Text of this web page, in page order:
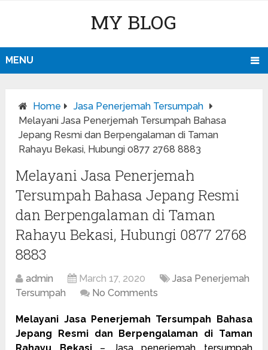
MY BLOG
MENU
Home
Jasa Penerjemah Tersumpah
Melayani Jasa Penerjemah Tersumpah Bahasa
Jepang Resmi dan Berpengalaman di Taman
Rahayu Bekasi, Hubungi 0877 2768 8883
Melayani Jasa Penerjemah
Tersumpah Bahasa Jepang Resmi
dan Berpengalaman di Taman
Rahayu Bekasi, Hubungi 0877 2768
8883
admin March 17, 2020
Jasa Penerjemah
Tersumpah
No Comments
Melayani Jasa Penerjemah Tersumpah Bahasa
Jepang Resmi dan Berpengalaman di Taman